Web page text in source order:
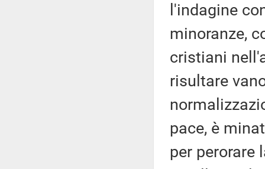
l'indagine
minoranze,
cristiani
risultare
pace, è
per perorare